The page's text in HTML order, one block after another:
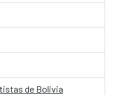
de Bolivia